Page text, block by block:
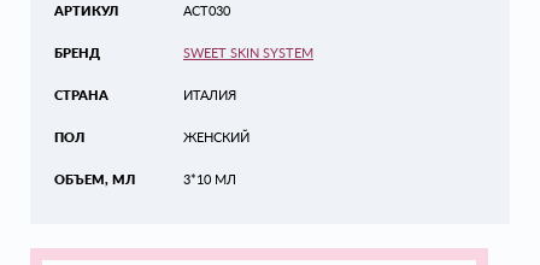
АРТИКУЛ
БРЕНД
СТРАНА
ПОЛ
ОБЪЕМ, МЛ
ACT030
SWEET SKIN SYSTEM
ИТАЛИЯ
ЖЕНСКИЙ
3*10 МЛ